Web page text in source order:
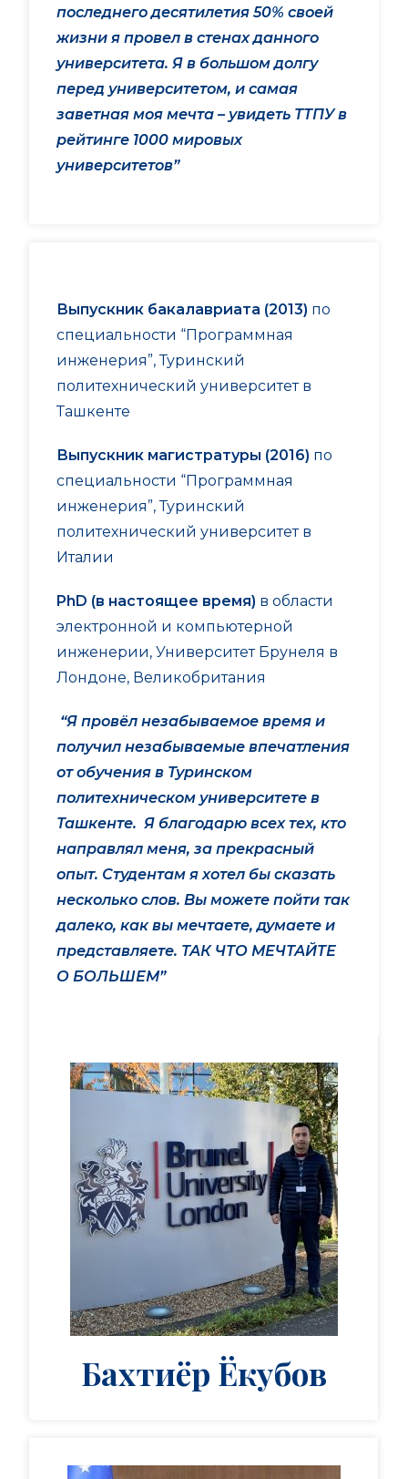
последнего десятилетия 50% своей
жизни я провел в стенах данного
университета. Я в большом долгу
перед университетом, и самая
заветная моя мечта – увидеть ТТПУ в
рейтинге 1000 мировых
университетов”
Выпускник бакалавриата (2013) по
специальности “Программная
инженерия”, Туринский
политехнический университет в
Ташкенте
Выпускник магистратуры (2016) по
специальности “Программная
инженерия”, Туринский
политехнический университет в
Италии
PhD (в настоящее время) в области
электронной и компьютерной
инженерии, Университет Брунеля в
Лондоне, Великобритания
“Я провёл незабываемое время и
получил незабываемые впечатления
от обучения в Туринском
политехническом университете в
Ташкенте. Я благодарю всех тех, кто
направлял меня, за прекрасный
опыт. Студентам я хотел бы сказать
несколько слов. Вы можете пойти так
далеко, как вы мечтаете, думаете и
представляете. ТАК ЧТО МЕЧТАЙТЕ
О БОЛЬШЕМ”
Бахтиёр Ёкубов